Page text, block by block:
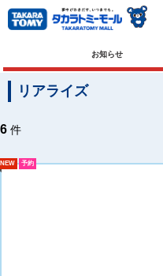
お知らせ
リアライズ
6 件
NEW 予約